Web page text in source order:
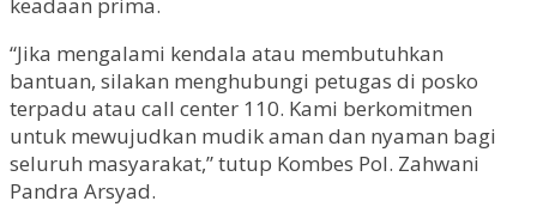
“Jika mengalami kendala atau membutuhkan
bantuan, silakan menghubungi petugas di posko
terpadu atau call center 110. Kami berkomitmen
untuk mewujudkan mudik aman dan nyaman bagi
seluruh masyarakat,” tutup Kombes Pol. Zahwani
Pandra Arsyad.